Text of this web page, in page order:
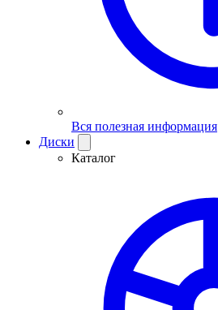
Вся полезная информация
Диски
Каталог